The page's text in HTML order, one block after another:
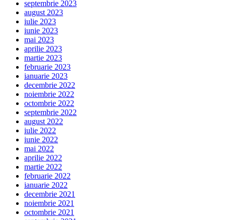
septembrie 2023
august 2023
iulie 2023
iunie 2023
mai 2023
aprilie 2023
martie 2023
februarie 2023
ianuarie 2023
decembrie 2022
noiembrie 2022
octombrie 2022
septembrie 2022
august 2022
iulie 2022
iunie 2022
mai 2022
aprilie 2022
martie 2022
februarie 2022
ianuarie 2022
decembrie 2021
noiembrie 2021
octombrie 2021